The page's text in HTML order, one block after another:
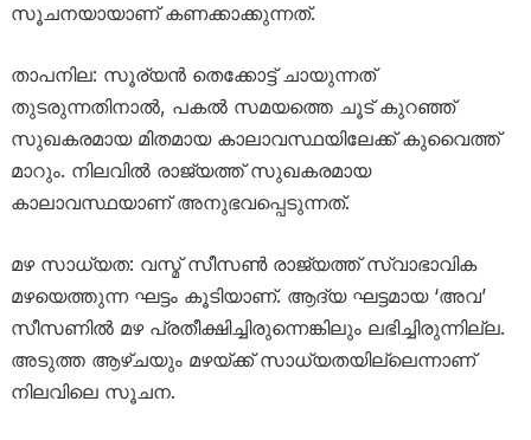
സൂചനയായാണ് കണക്കാക്കുന്നത്.
താപനില: സൂര്യൻ തെക്കോട്ട് ചായുന്നത്
തുടരുന്നതിനാൽ, പകൽ സമയത്തെ ചൂട് കുറഞ്ഞ്
സുഖകരമായ മിതമായ കാലാവസ്ഥയിലേക്ക് കുവൈത്ത്
മാറും. നിലവിൽ രാജ്യത്ത് സുഖകരമായ
കാലാവസ്ഥയാണ് അനുഭവപ്പെടുന്നത്.
മഴ സാധ്യത: വസ്മ് സീസൺ രാജ്യത്ത് സ്വാഭാവിക
മഴയെത്തുന്ന ഘട്ടം കൂടിയാണ്. ആദ്യ ഘട്ടമായ ‘അവ’
സീസണിൽ മഴ പ്രതീക്ഷിച്ചിരുന്നെങ്കിലും ലഭിച്ചിരുന്നില്ല.
അടുത്ത ആഴ്ചയും മഴയ്ക്ക് സാധ്യതയില്ലെന്നാണ്
നിലവിലെ സൂചന.